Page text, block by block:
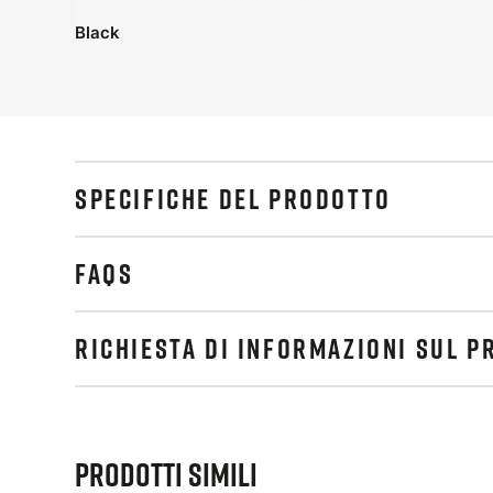
Black
SPECIFICHE DEL PRODOTTO
FAQS
RICHIESTA DI INFORMAZIONI SUL
Prodotti simili